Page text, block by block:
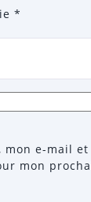
*
mon e-mail
mon